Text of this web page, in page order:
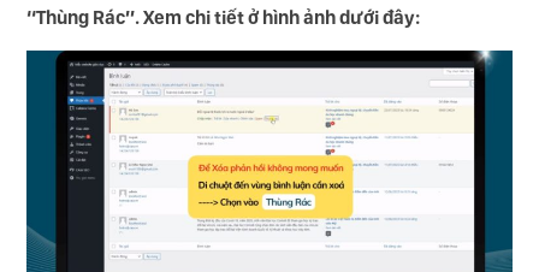
“Thùng Rác”. Xem chi tiết ở hình ảnh dưới đây: